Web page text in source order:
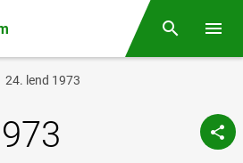
Otsing
24. lend 1973